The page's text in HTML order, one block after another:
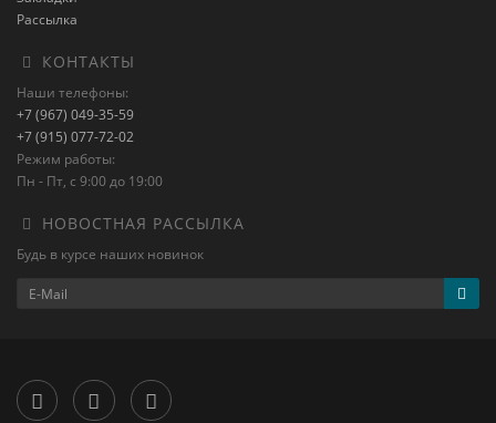
Рассылка
КОНТАКТЫ
Наши телефоны:
+7 (967) 049-35-59
+7 (915) 077-72-02
Режим работы:
Пн - Пт, с 9:00 до 19:00
НОВОСТНАЯ РАССЫЛКА
Будь в курсе наших новинок